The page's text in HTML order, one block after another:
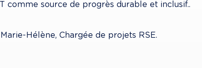
comme source de progrès durable et inclusif..
Hélène, Chargée de projets RSE.